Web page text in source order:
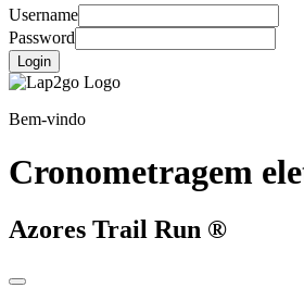
Username
Password
Login
Bem-vindo
Cronometragem
Azores Trail Run ®